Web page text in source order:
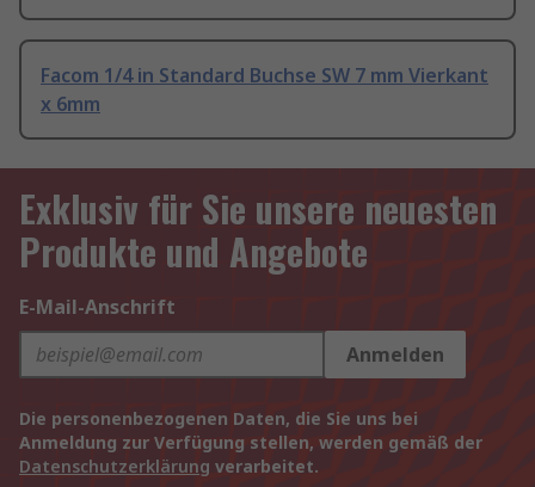
Facom 1/4 in Standard Buchse SW 7 mm Vierkant
x 6mm
Exklusiv für Sie unsere neuesten
Produkte und Angebote
E-Mail-Anschrift
Anmelden
Die personenbezogenen Daten, die Sie uns bei
Anmeldung zur Verfügung stellen, werden gemäß der
Datenschutzerklärung verarbeitet.